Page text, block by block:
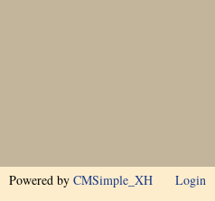
Powered by CMSimple_XH Login